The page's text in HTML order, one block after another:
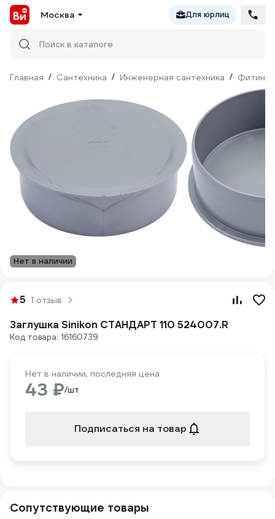
Москва Для юрлиц
Поиск в каталоге
Главная / Сантехника / Инженерная сантехника / Фитинги
Нет в наличии
5 1 отзыв
Заглушка Sinikon СТАНДАРТ 110 524007.R
Код товара: 16160739
Нет в наличии, последняя цена
43 ₽/шт
Подписаться на товар
Сопутствующие товары